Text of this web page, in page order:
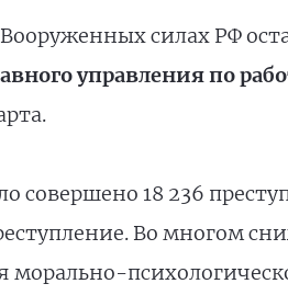
силах РФ
управления по
совершено 18 236
Во многом